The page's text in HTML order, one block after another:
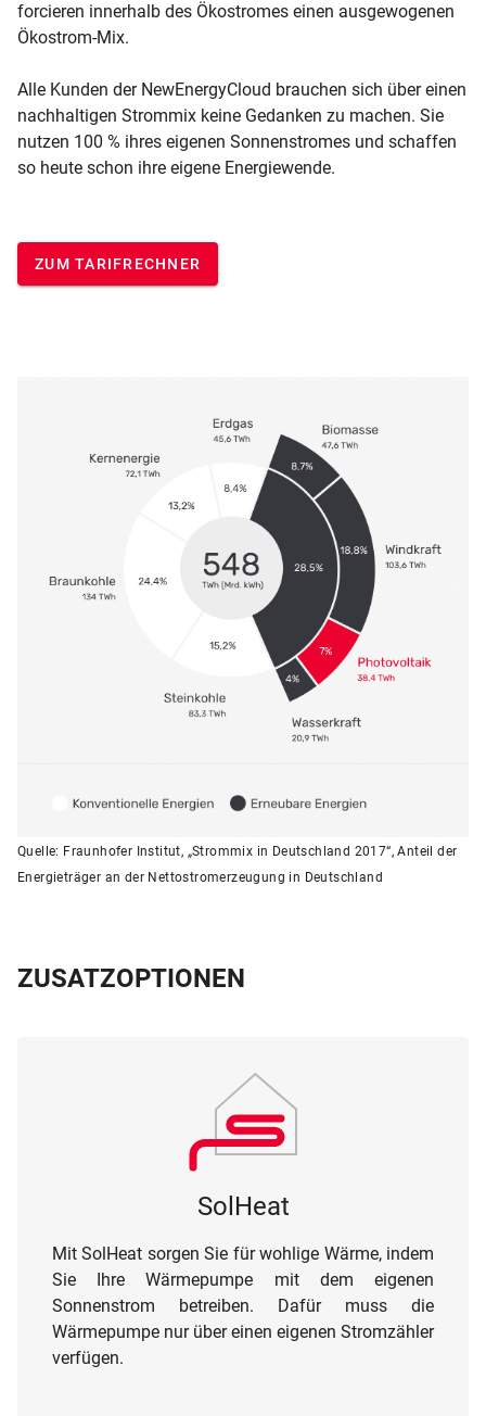
forcieren innerhalb des Ökostromes einen ausgewogenen
Ökostrom-Mix.
Alle Kunden der NewEnergyCloud brauchen sich über einen
nachhaltigen Strommix keine Gedanken zu machen. Sie
nutzen 100 % ihres eigenen Sonnenstromes und schaffen
so heute schon ihre eigene Energiewende.
ZUM TARIFRECHNER
Quelle: Fraunhofer Institut, „Strommix in Deutschland 2017“, Anteil der
Energieträger an der Nettostromerzeugung in Deutschland
ZUSATZOPTIONEN
SolHeat
Mit SolHeat sorgen Sie für wohlige Wärme, indem
Sie Ihre Wärmepumpe mit dem eigenen
Sonnenstrom betreiben. Dafür muss die
Wärmepumpe nur über einen eigenen Stromzähler
verfügen.